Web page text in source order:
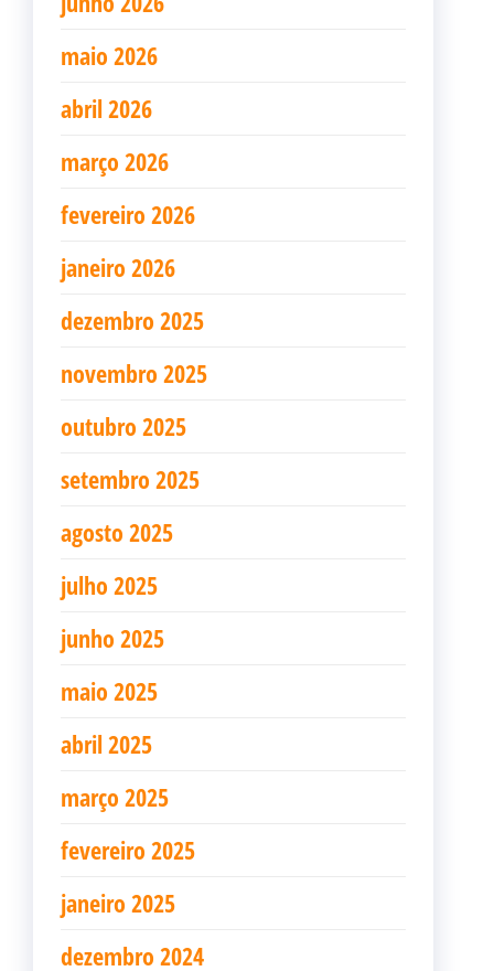
maio 2026
abril 2026
março 2026
fevereiro 2026
janeiro 2026
dezembro 2025
novembro 2025
outubro 2025
setembro 2025
agosto 2025
julho 2025
junho 2025
maio 2025
abril 2025
março 2025
fevereiro 2025
janeiro 2025
dezembro 2024